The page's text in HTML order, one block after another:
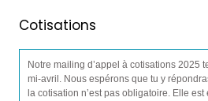
Cotisations
Notre mailing d’appel à cotisations 2025
mi-avril. Nous espérons que tu y
la cotisation n’est pas obligatoire. Elle